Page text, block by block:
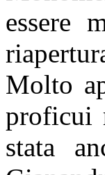
essere
Molto
proficui
stata